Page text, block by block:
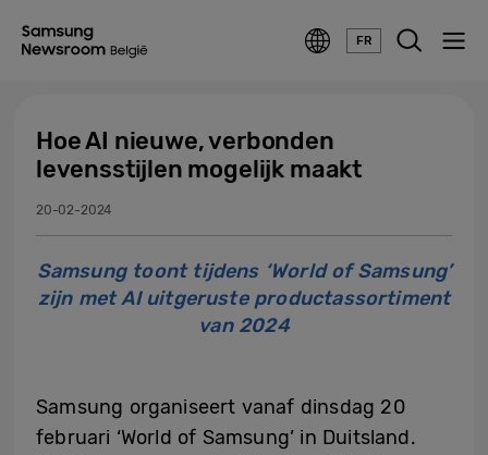
FR
Hoe AI nieuwe, verbonden
levensstijlen mogelijk maakt
20-02-2024
Samsung toont tijdens ‘World of Samsung’
zijn met AI uitgeruste productassortiment
van 2024
Samsung organiseert vanaf dinsdag 20
februari ‘World of Samsung’ in Duitsland.